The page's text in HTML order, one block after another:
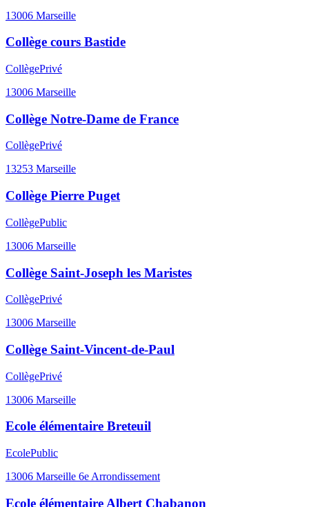
13006 Marseille
Collège cours Bastide
CollègePrivé
13006 Marseille
Collège Notre-Dame de France
CollègePrivé
13253 Marseille
Collège Pierre Puget
CollègePublic
13006 Marseille
Collège Saint-Joseph les Maristes
CollègePrivé
13006 Marseille
Collège Saint-Vincent-de-Paul
CollègePrivé
13006 Marseille
Ecole élémentaire Breteuil
EcolePublic
13006 Marseille 6e Arrondissement
Ecole élémentaire Albert Chabanon